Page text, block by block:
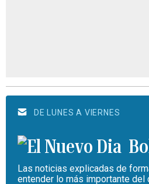
DE LUNES A VIERNES
Las noticias explicadas de
entender lo más importante del